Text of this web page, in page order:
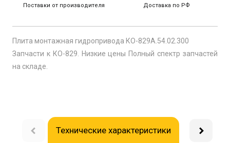
Поставки от производителя Доставка по РФ
Плита монтажная гидропривода КО-829А.54.02.300
Запчасти к КО-829. Низкие цены Полный спектр запчастей
на складе.
Технические характеристики